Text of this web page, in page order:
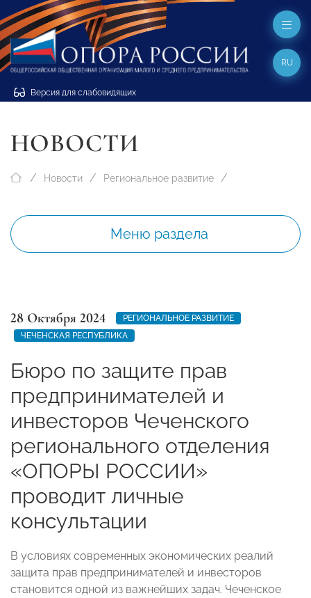
Версия для слабовидящих
RU
НОВОСТИ
Новости Региональное развитие
Меню раздела
28 Октября 2024
РЕГИОНАЛЬНОЕ РАЗВИТИЕ
ЧЕЧЕНСКАЯ РЕСПУБЛИКА
Бюро по защите прав
предпринимателей и
инвесторов Чеченского
регионального отделения
«ОПОРЫ РОССИИ»
проводит личные
консультации
В условиях современных экономических реалий
защита прав предпринимателей и инвесторов
становится одной из важнейших задач. Чеченское